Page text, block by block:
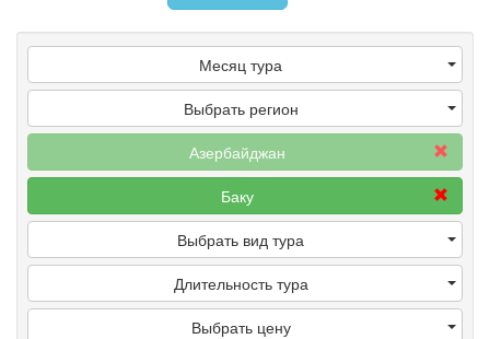
Месяц тура
Выбрать регион
Азербайджан
Баку
Выбрать вид тура
Длительность тура
Выбрать цену